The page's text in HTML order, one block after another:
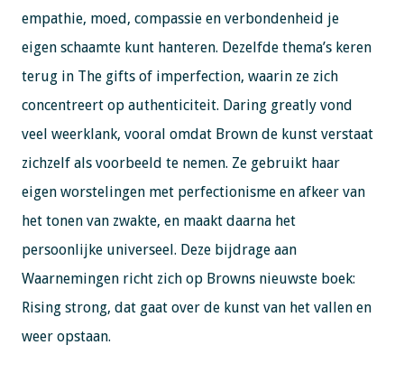
empathie, moed, compassie en verbondenheid je
eigen schaamte kunt hanteren. Dezelfde thema’s keren
terug in The gifts of imperfection, waarin ze zich
concentreert op authenticiteit. Daring greatly vond
veel weerklank, vooral omdat Brown de kunst verstaat
zichzelf als voorbeeld te nemen. Ze gebruikt haar
eigen worstelingen met perfectionisme en afkeer van
het tonen van zwakte, en maakt daarna het
persoonlijke universeel. Deze bijdrage aan
Waarnemingen richt zich op Browns nieuwste boek:
Rising strong, dat gaat over de kunst van het vallen en
weer opstaan.